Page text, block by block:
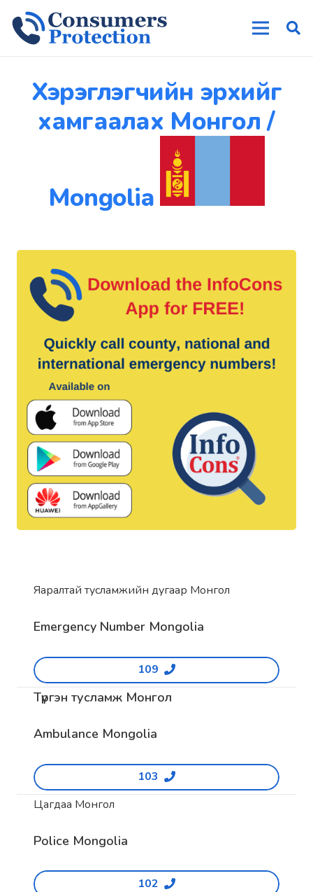
Хэрэглэгчийн эрхийг
хамгаалах Монгол /
Mongolia
Яаралтай тусламжийн дугаар Монгол
Emergency Number Mongolia
109
Түргэн тусламж Монгол
Ambulance Mongolia
103
Цагдаа Монгол
Police Mongolia
102